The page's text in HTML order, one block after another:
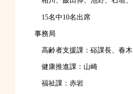
15名中10名出席
事務局
高齢者支援課：硲課長、春
健康推進課：山崎
福祉課：赤岩